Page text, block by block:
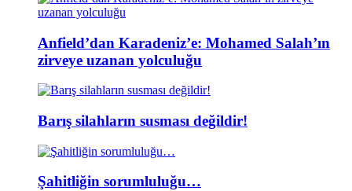
Anfield’dan Karadeniz’e: Mohamed Salah’ın
zirveye uzanan yolculuğu
Barış silahların susması değildir!
Şahitliğin sorumluluğu…